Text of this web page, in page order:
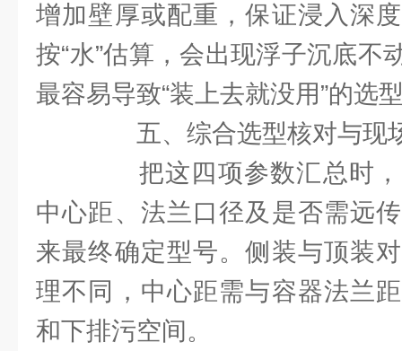
增加壁厚或配重，保证浸入深
按“水”估算，会出现浮子沉底不
最容易导致“装上去就没用”的选
五、综合选型核对与现
把这四项参数汇总时，
中心距、法兰口径及是否需远
来最终确定型号。侧装与顶装
理不同，中心距需与容器法兰
和下排污空间。